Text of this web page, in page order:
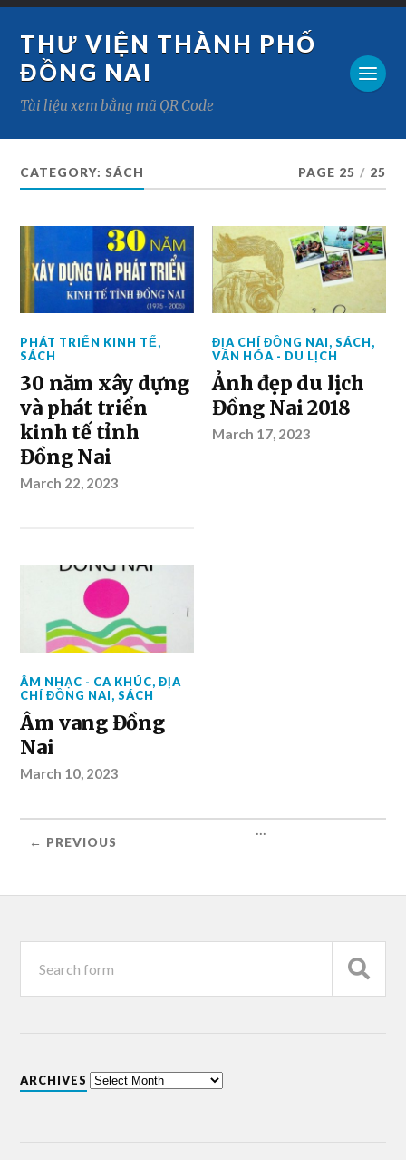
THƯ VIỆN THÀNH PHỐ
ĐỒNG NAI
Tài liệu xem bằng mã QR Code
CATEGORY: SÁCH PAGE 25 / 25
PHÁT TRIỂN KINH TẾ,
SÁCH
30 năm xây dựng
và phát triển
kinh tế tỉnh
Đồng Nai
March 22, 2023
ĐỊA CHÍ ĐỒNG NAI,SÁCH,
VĂN HÓA - DU LỊCH
Ảnh đẹp du lịch
Đồng Nai 2018
March 17, 2023
ÂM NHẠC - CA KHÚC,ĐỊA
CHÍ ĐỒNG NAI,SÁCH
Âm vang Đồng
Nai
March 10, 2023
← PREVIOUS
...
ARCHIVES